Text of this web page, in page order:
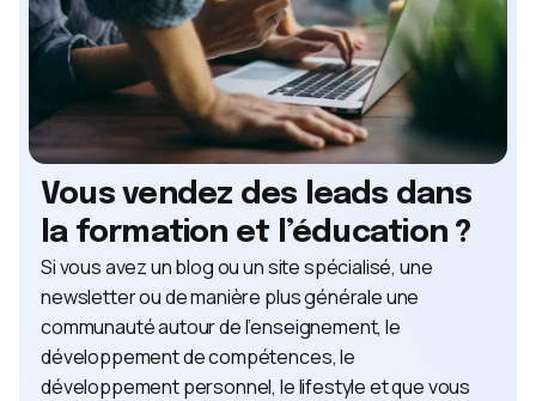
Vous vendez des leads dans
la formation et l’éducation ?
Si vous avez un blog ou un site spécialisé, une
newsletter ou de manière plus générale une
communauté autour de l’enseignement, le
développement de compétences, le
développement personnel, le lifestyle et que vous